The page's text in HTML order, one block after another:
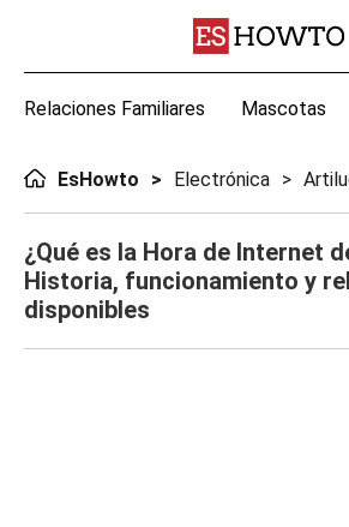
Relaciones Familiares Mascotas
EsHowto Electrónica
¿Qué es la Hora de Internet
Historia, funcionamiento y
disponibles